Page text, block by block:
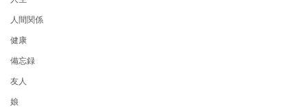
人間関係
健康
備忘録
友人
娘